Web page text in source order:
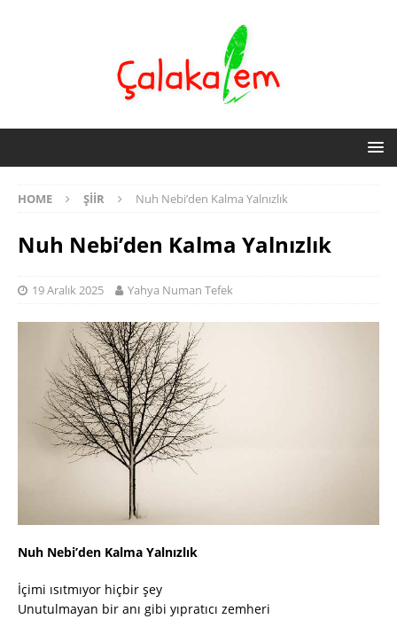
HOME ŞIIR Nuh Nebi’den Kalma Yalnızlık
Nuh Nebi’den Kalma Yalnızlık
19 Aralık 2025 Yahya Numan Tefek
Nuh Nebi’den Kalma Yalnızlık
İçimi ısıtmıyor hiçbir şey
Unutulmayan bir anı gibi yıpratıcı zemheri